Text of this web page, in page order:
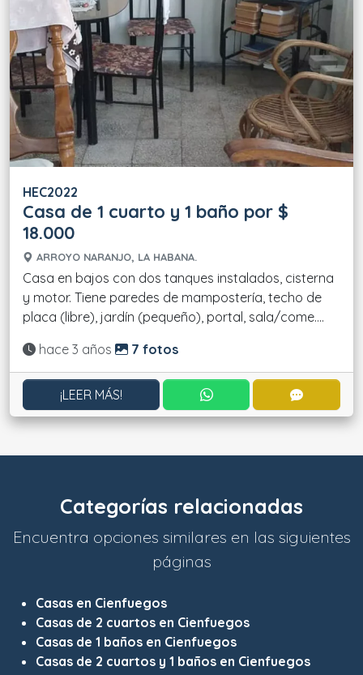
HEC2022
Casa de 1 cuarto y 1 baño por $
18.000
ARROYO NARANJO, LA HABANA.
Casa en bajos con dos tanques instalados, cisterna
y motor. Tiene paredes de mampostería, techo de
placa (libre), jardín (pequeño), portal, sala/come....
Actualizado:
hace 3 años 7 fotos
¡LEER MÁS! CONTACTAR POR
Categorías relacionadas
Encuentra opciones similares en las siguientes
páginas
Casas en Cienfuegos
Casas de 2 cuartos en Cienfuegos
Casas de 1 baños en Cienfuegos
Casas de 2 cuartos y 1 baños en Cienfuegos